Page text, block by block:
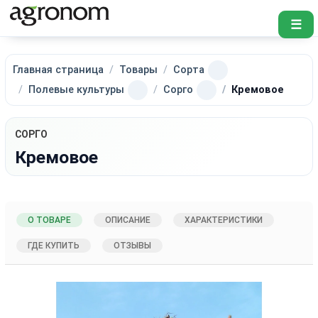
☰
Главная страница Товары
Сорта
Полевые культуры
Сорго Кремовое
СОРГО
Кремовое
О ТОВАРЕ ОПИСАНИЕ ХАРАКТЕРИСТИКИ
ГДЕ КУПИТЬ ОТЗЫВЫ